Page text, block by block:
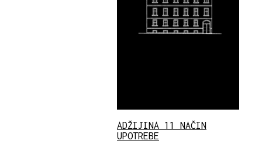
ADŽIJINA 11 NAČIN
UPOTREBE